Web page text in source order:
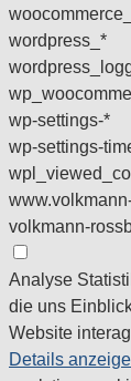
wordpress_*
wp-settings-*
wp-settings-
volkmann-
Analyse
die uns
Website
Details